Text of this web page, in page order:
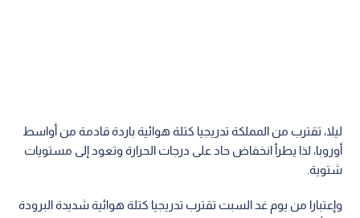
ليلا، تقترب من المملكة تدريجيا كتلة هوائية باردة قادمة من أواسط
أوروبا، لذا يطرأ انخفاض حاد على درجات الحرارة وتعود إلى مستويات
شتوية.
وإعتبارا من يوم غد السبت تقترب تدريجيا كتلة هوائية شديدة البرودة